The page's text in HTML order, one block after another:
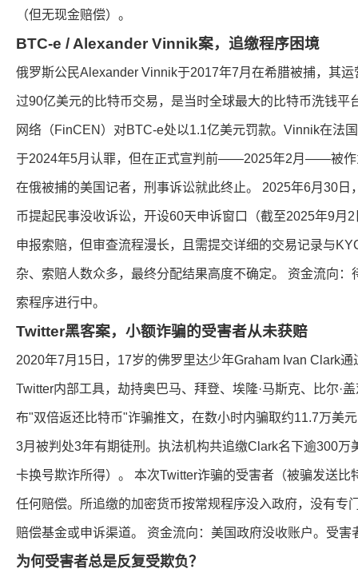
（但无现金赔偿）。
BTC-e / Alexander Vinnik案，追缴程序困境
俄罗斯公民Alexander Vinnik于2017年7月在希腊被捕，其
过90亿美元的比特币交易，是当时全球最大的比特币洗钱平
网络（FinCEN）对BTC-e处以1.1亿美元罚款。Vinnik在法
于2024年5月认罪，但在正式宣判前——2025年2月——被作
在俄被捕的美国记者，刑事诉讼就此终止。 2025年6月30日
币提起民事没收诉讼，开设60天申诉窗口（截至2025年9月
申报索赔，但审查流程漫长，且需提交详细的交易记录与
杂、索赔人数众多，最终分配结果高度不确定。 资金流向：
索程序进行中。
Twitter黑客案，小额诈骗的受害者从未获赔
2020年7月15日，17岁的佛罗里达少年Graham Ivan Clark
Twitter内部工具，劫持奥巴马、拜登、埃隆·马斯克、比尔·
布"双倍返还比特币"诈骗推文，在数小时内骗取约11.7万美
3月被判处3年有期徒刑。执法机构共追缴Clark名下逾300万
卡换号欺诈所得）。 本次Twitter诈骗的受害者（被骗发送比
任何赔偿。所追缴的加密货币按常规程序没入政府，没有专
赔偿基金或申诉渠道。 资金流向：美国政府没收账户。受害
为何受害者总是反复受欺负？